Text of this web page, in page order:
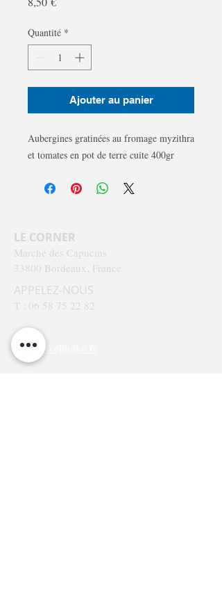
Quantité *
Ajouter au panier
Aubergines gratinées au fromage myzithra
et tomates en pot de terre cuite 400gr
LE CORNER
Marché des Capucins
33800 Bordeaux, France
APPELEZ-NOUS
T : 06 58 75 22 82
CONTACTEZ-NOUS
contact@elliniko.fr